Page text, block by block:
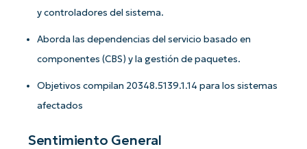
y controladores del sistema.
Aborda las dependencias del servicio basado en
componentes (CBS) y la gestión de paquetes.
Objetivos compilan 20348.5139.1.14 para los sistemas
afectados
Sentimiento General